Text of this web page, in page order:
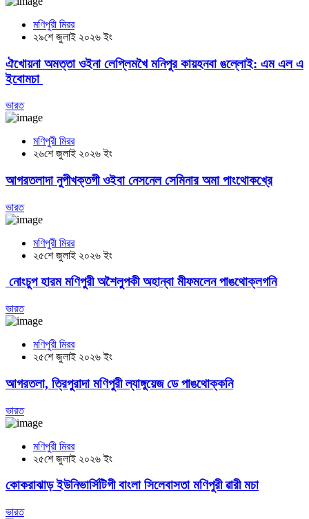
মণিপুরী মিরর
২৯শে জুলাই ২০২৬ ইং
ঐখোয়না অমত্তা ওইনা লেপ্লিমখৈ মনিপুর কায়হনবা ঙল্লোই: এম এল এ
ইবোমচা
ভারত
মণিপুরী মিরর
২৬শে জুলাই ২০২৬ ইং
আগরতলাদা নুপীখক্তগী ওইবা নেসনেল সেমিনার অমা পাংথোকখ্রে
ভারত
মণিপুরী মিরর
২৫শে জুলাই ২০২৬ ইং
নোংচুপ হারম মণিপুরী অশৈলুপকী অহান্বা মীফমলেন পাঙথোক্লগনি
ভারত
মণিপুরী মিরর
২৫শে জুলাই ২০২৬ ইং
আগরতলা, ত্রিপুরাদা মণিপুরী ল্যাঙ্গুয়েজ ডে পাঙথোক্কনি
ভারত
মণিপুরী মিরর
২৫শে জুলাই ২০২৬ ইং
কোকরাঝাড় ইউনিভার্সিটিগী বাংলা সিলেবাসতা মণিপুরী ৱারী মচা
ভারত